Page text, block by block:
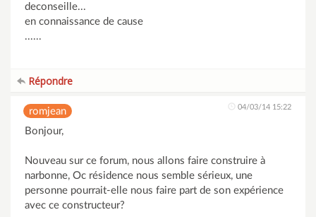
deconseille...
en connaissance de cause
......
Répondre
romjean 04/03/14 15:22
Bonjour,
Nouveau sur ce forum, nous allons faire construire à
narbonne, Oc résidence nous semble sérieux, une
personne pourrait-elle nous faire part de son expérience
avec ce constructeur?